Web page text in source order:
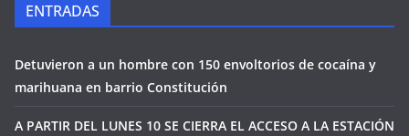
ENTRADAS
Detuvieron a un hombre con 150 envoltorios de cocaína y
marihuana en barrio Constitución
A PARTIR DEL LUNES 10 SE CIERRA EL ACCESO A LA ESTACIÓN